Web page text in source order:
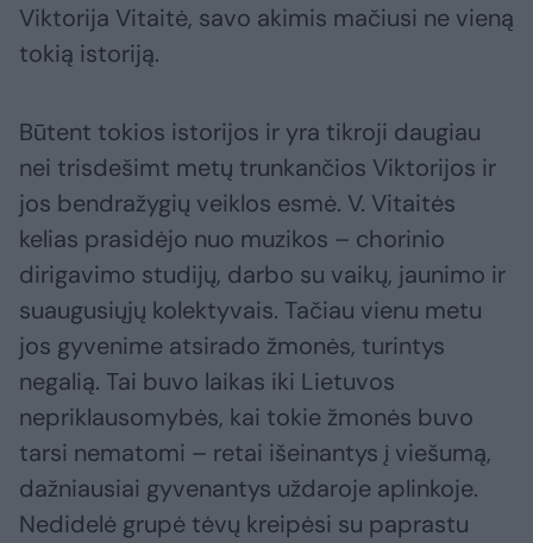
Viktorija Vitaitė, savo akimis mačiusi ne vieną
tokią istoriją.
Būtent tokios istorijos ir yra tikroji daugiau
nei trisdešimt metų trunkančios Viktorijos ir
jos bendražygių veiklos esmė. V. Vitaitės
kelias prasidėjo nuo muzikos – chorinio
dirigavimo studijų, darbo su vaikų, jaunimo ir
suaugusiųjų kolektyvais. Tačiau vienu metu
jos gyvenime atsirado žmonės, turintys
negalią. Tai buvo laikas iki Lietuvos
nepriklausomybės, kai tokie žmonės buvo
tarsi nematomi – retai išeinantys į viešumą,
dažniausiai gyvenantys uždaroje aplinkoje.
Nedidelė grupė tėvų kreipėsi su paprastu